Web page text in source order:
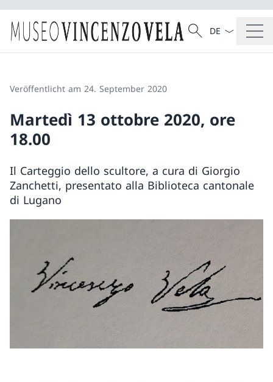
Suche
Suche
Sprach
Veröffentlicht am 24. September 2020
Martedì 13 ottobre 2020, ore
18.00
Il Carteggio dello scultore, a cura di Giorgio
Zanchetti, presentato alla Biblioteca cantonale
di Lugano